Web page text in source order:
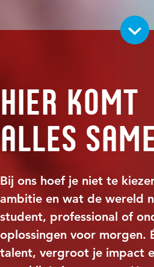
Hier komt
alles
Bij ons hoef je niet te
ambitie en wat de wereld
student, professional of
oplossingen voor morgen.
talent, vergroot je impact